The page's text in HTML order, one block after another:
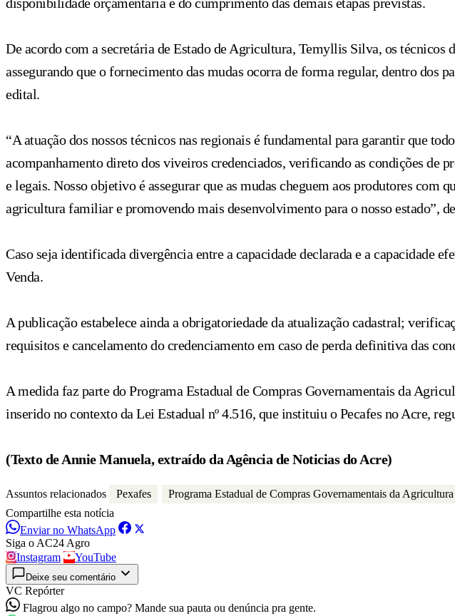
De acordo com a secretária de Estado de Agricultura, Temyllis Silva, os
assegurando que o fornecimento das mudas ocorra de forma regular, dentro dos
edital.
“A atuação dos nossos técnicos nas regionais é fundamental para garantir que
acompanhamento direto dos viveiros credenciados, verificando as condições de
e legais. Nosso objetivo é assegurar que as mudas cheguem aos produtores
agricultura familiar e promovendo mais desenvolvimento para o nosso estado”,
Caso seja identificada divergência entre a capacidade declarada e a capacidade
Venda.
A publicação estabelece ainda a obrigatoriedade da atualização cadastral;
requisitos e cancelamento do credenciamento em caso de perda definitiva das
A medida faz parte do Programa Estadual de Compras Governamentais da
inserido no contexto da Lei Estadual nº 4.516, que instituiu o Pecafes no Acre,
(Texto de Annie Manuela, extraído da Agência de Noticias do Acre)
Assuntos relacionados Pexafes Programa Estadual de Compras Governamentais da
Compartilhe esta notícia
Enviar no WhatsApp
Siga o AC24 Agro
Instagram
YouTube
Deixe seu comentário
VC Repórter
Flagrou algo no campo? Mande sua pauta ou denúncia pra gente.